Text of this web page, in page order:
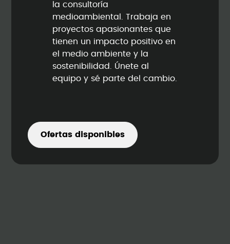
la consultoría
medioambiental. Trabaja en
proyectos apasionantes que
tienen un impacto positivo en
el medio ambiente y la
sostenibilidad. Únete al
equipo y sé parte del cambio.
Ofertas disponibles